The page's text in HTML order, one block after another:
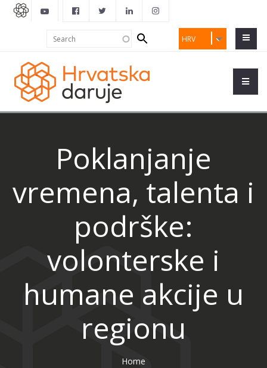
HRV
Search
form
Poklanjanje
vremena, talenta i
podrške:
volonterske i
humane akcije u
regionu
Home